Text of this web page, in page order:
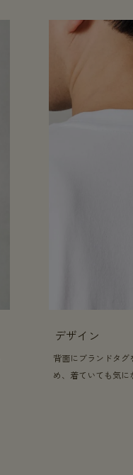
デザイン
背面にブランドタグ
め、着ていても気に